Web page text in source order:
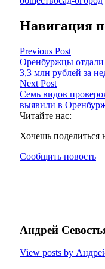
Навигация
Previous Post
Оренбуржцы
3,3 млн рублей за
Next Post
Семь видов
выявили в
Читайте нас:
Хочешь
Сообщить новость
Андрей
View posts by